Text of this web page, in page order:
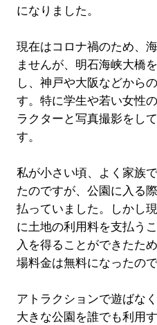
になりました。
現在はコロナ禍のため、
ませんが、明石海峡大橋
し、神戸や大阪などから
す。特に学生や若い女性
ラクターと写真撮影をし
す。
私が小さい頃、よく家族
たのですが、公園に入る
払っていました。しかし
に土地の利用料を支払う
入を得ることができたた
場料金は無料になったので
アトラクションで遊ばな
大きな公園を誰でも利用